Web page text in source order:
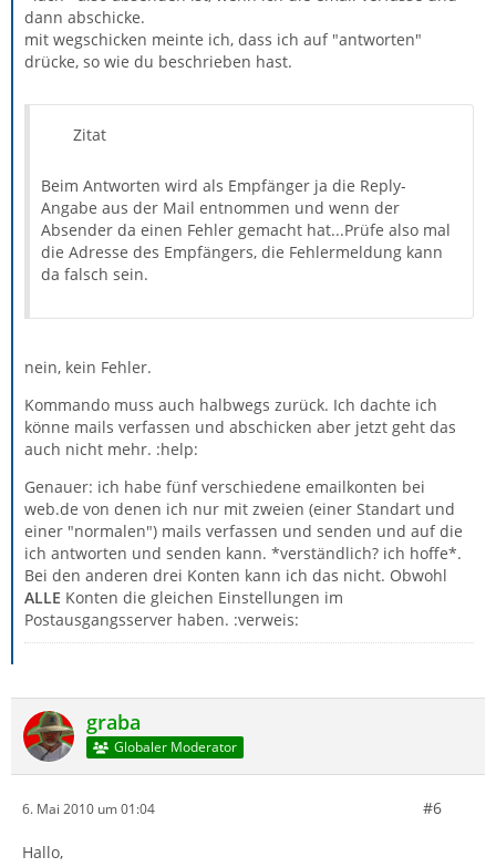
dann abschicke.
mit wegschicken meinte ich, dass ich auf "antworten"
drücke, so wie du beschrieben hast.
Zitat
Beim Antworten wird als Empfänger ja die Reply-
Angabe aus der Mail entnommen und wenn der
Absender da einen Fehler gemacht hat...Prüfe also mal
die Adresse des Empfängers, die Fehlermeldung kann
da falsch sein.
nein, kein Fehler.
Kommando muss auch halbwegs zurück. Ich dachte ich
könne mails verfassen und abschicken aber jetzt geht das
auch nicht mehr. :help:
Genauer: ich habe fünf verschiedene emailkonten bei
web.de von denen ich nur mit zweien (einer Standart und
einer "normalen") mails verfassen und senden und auf die
ich antworten und senden kann. *verständlich? ich hoffe*.
Bei den anderen drei Konten kann ich das nicht. Obwohl
ALLE Konten die gleichen Einstellungen im
Postausgangsserver haben. :verweis:
graba
Globaler Moderator
6. Mai 2010 um 01:04 #6
Hallo,